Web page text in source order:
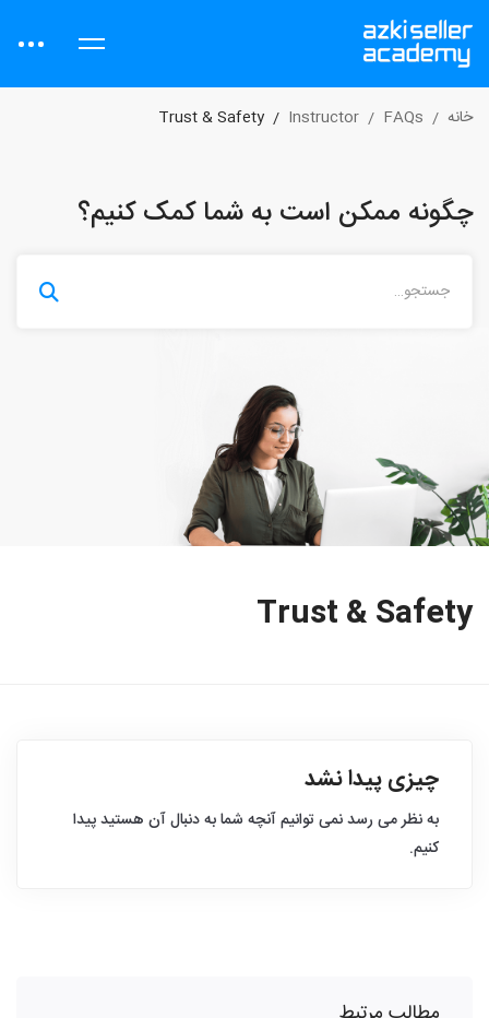
خانه FAQs
Instructor
Trust & Safety
چگونه ممکن است به شما کمک کنیم؟
Trust & Safety
چیزی پیدا نشد
به نظر می رسد نمی توانیم آنچه شما به دنبال آن هستید پیدا
کنیم.